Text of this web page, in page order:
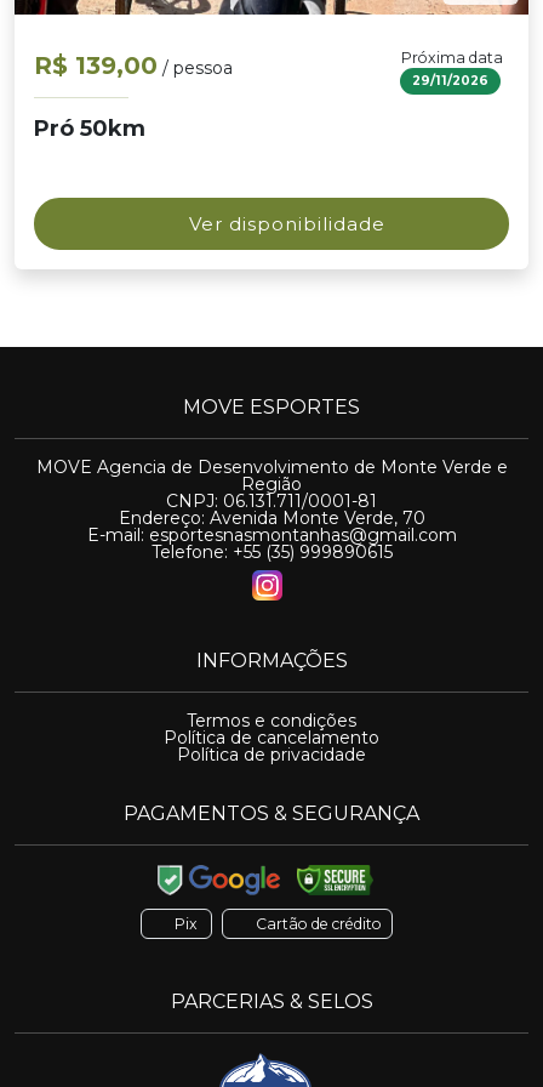
Próxima data
29/11/2026
R$ 139,00 / pessoa
Pró 50km
Ver disponibilidade
MOVE ESPORTES
MOVE Agencia de Desenvolvimento de Monte Verde e
Região
CNPJ: 06.131.711/0001-81
Endereço: Avenida Monte Verde, 70
E-mail: esportesnasmontanhas@gmail.com
Telefone: +55 (35) 999890615
INFORMAÇÕES
Termos e condições
Política de cancelamento
Política de privacidade
PAGAMENTOS & SEGURANÇA
Pix Cartão de crédito
PARCERIAS & SELOS